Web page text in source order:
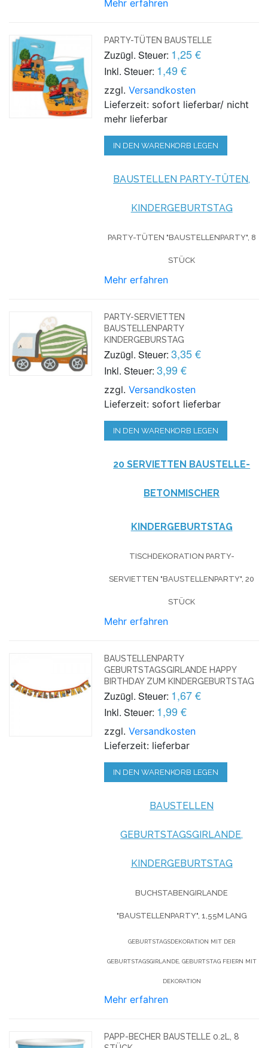
Mehr erfahren
PARTY-TÜTEN BAUSTELLE
Zuzügl. Steuer: 1,25 €
Inkl. Steuer: 1,49 €
zzgl.Versandkosten
Lieferzeit: sofort lieferbar/ nicht
mehr lieferbar
IN DEN WARENKORB LEGEN
BAUSTELLEN PARTY-TÜTEN,
KINDERGEBURTSTAG
PARTY-TÜTEN "BAUSTELLENPARTY", 8
STÜCK
Mehr erfahren
PARTY-SERVIETTEN
BAUSTELLENPARTY
KINDERGEBURSTAG
Zuzügl. Steuer: 3,35 €
Inkl. Steuer: 3,99 €
zzgl.Versandkosten
Lieferzeit: sofort lieferbar
IN DEN WARENKORB LEGEN
20 SERVIETTEN BAUSTELLE-
BETONMISCHER
KINDERGEBURTSTAG
TISCHDEKORATION PARTY-
SERVIETTEN "BAUSTELLENPARTY", 20
STÜCK
Mehr erfahren
BAUSTELLENPARTY
GEBURTSTAGSGIRLANDE HAPPY
BIRTHDAY ZUM KINDERGEBURTSTAG
Zuzügl. Steuer: 1,67 €
Inkl. Steuer: 1,99 €
zzgl.Versandkosten
Lieferzeit: lieferbar
IN DEN WARENKORB LEGEN
BAUSTELLEN
GEBURTSTAGSGIRLANDE,
KINDERGEBURTSTAG
BUCHSTABENGIRLANDE
"BAUSTELLENPARTY", 1,55M LANG
GEBURTSTAGSDEKORATION MIT DER
GEBURTSTAGSGIRLANDE, GEBURTSTAG FEIERN MIT
DEKORATION
Mehr erfahren
PAPP-BECHER BAUSTELLE 0.2L, 8